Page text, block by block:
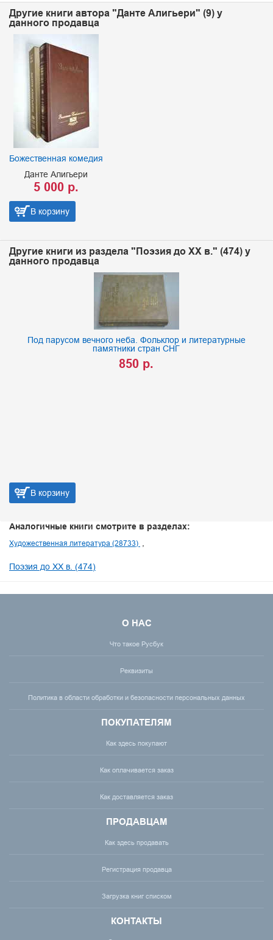
Другие книги автора "Данте Алигьери" (9) у
данного продавца
Божественная комедия
Данте Алигьери
5 000 р.
В корзину
Другие книги из раздела "Поэзия до XX в." (474) у
данного продавца
Под парусом вечного неба. Фольклор и литературные
памятники стран СНГ
850 р.
В корзину
Аналогичные книги смотрите в разделах:
Художественная литература (28733)
Поэзия до XX в. (474)
О НАС
Что такое Русбук
Реквизиты
Политика в области обработки и безопасности персональных данных
ПОКУПАТЕЛЯМ
Как здесь покупают
Как оплачивается заказ
Как доставляется заказ
ПРОДАВЦАМ
Как здесь продавать
Регистрация продавца
Загрузка книг списком
КОНТАКТЫ